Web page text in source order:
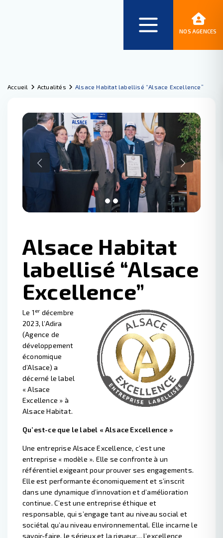
NOS AGENCES
Accueil Actualités Alsace Habitat labellisé “Alsace Excellence”
Alsace Habitat
labellisé “Alsace
Excellence”
Le 1 erdécembre
2023, l’Adira
(Agence de
développement
économique
d’Alsace) a
décerné le label
« Alsace
Excellence » à
Alsace Habitat.
Qu’est-ce que le label « Alsace Excellence »
Une entreprise Alsace Excellence, c’est une
entreprise « modèle ». Elle se confronte à un
référentiel exigeant pour prouver ses engagements.
Elle est performante économiquement et s’inscrit
dans une dynamique d’innovation et d’amélioration
continue. C’est une entreprise éthique et
responsable, qui s’engage tant au niveau social et
sociétal qu’au niveau environnemental. Elle incarne le
savoir-faire, le sérieux et la rigueur… l’excellence